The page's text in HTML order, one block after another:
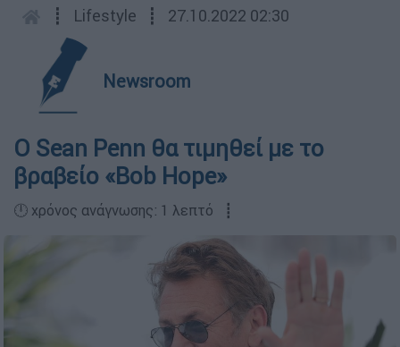
┋ Lifestyle ┋ 27.10.2022 02:30
Newsroom
Ο Sean Penn θα τιμηθεί με το
βραβείο «Bob Hope»
🕛 χρόνος ανάγνωσης: 1 λεπτό ┋